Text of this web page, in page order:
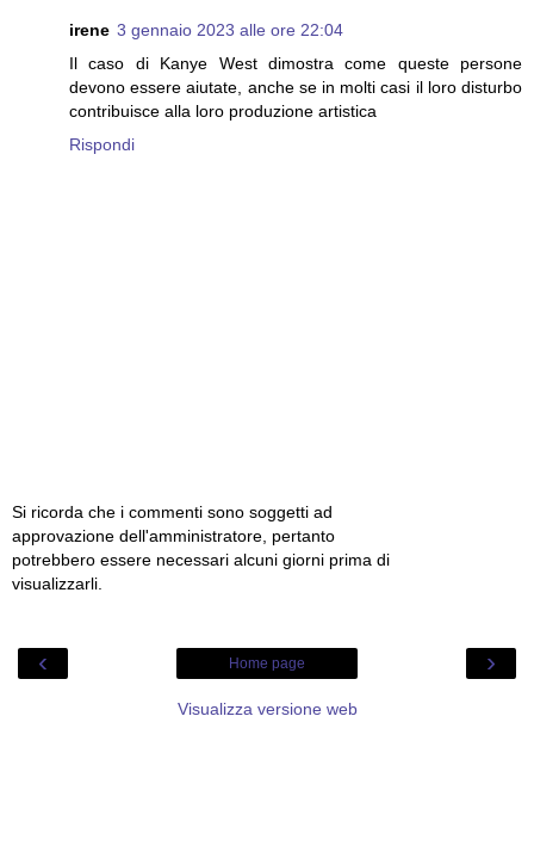
irene 3 gennaio 2023 alle ore 22:04
Il caso di Kanye West dimostra come queste persone
devono essere aiutate, anche se in molti casi il loro disturbo
contribuisce alla loro produzione artistica
Rispondi
Si ricorda che i commenti sono soggetti ad
approvazione dell'amministratore, pertanto
potrebbero essere necessari alcuni giorni prima di
visualizzarli.
‹ ›
Home page
Visualizza versione web